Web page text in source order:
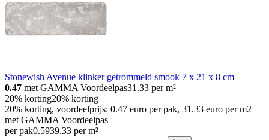
Stonewish Avenue klinker getrommeld smook 7 x 21 x 8 cm
0.47 met GAMMA Voordeelpas31.33 per m²
20% korting20% korting
20% korting, voordeelprijs: 0.47 euro per pak, 31.33 euro per m2
met GAMMA Voordeelpas
per pak0.5939.33 per m²